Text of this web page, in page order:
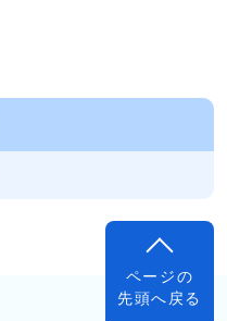
ページの
先頭へ戻る